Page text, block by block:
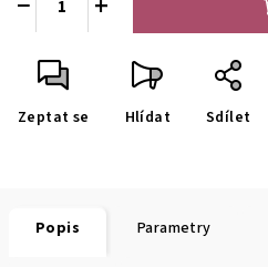
Zeptat se Hlídat Sdílet
Popis Parametry